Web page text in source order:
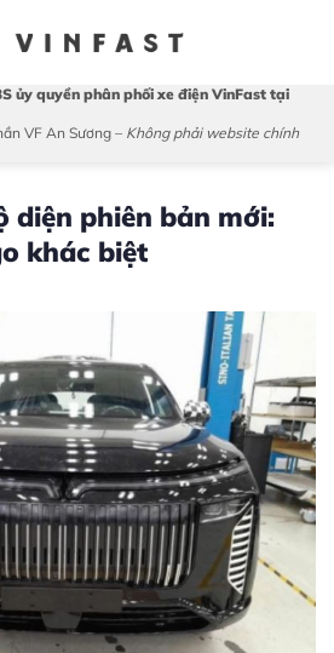
ủy quyền phân phối xe điện VinFast tại
VF An Sương – Không phải website chính
diện phiên bản mới:
khác biệt